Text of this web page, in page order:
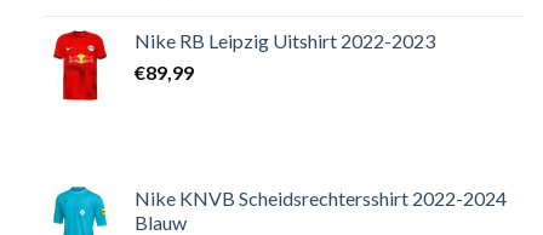
Nike RB Leipzig Uitshirt 2022-2023
€89,99
Nike KNVB Scheidsrechtersshirt 2022-2024
Blauw